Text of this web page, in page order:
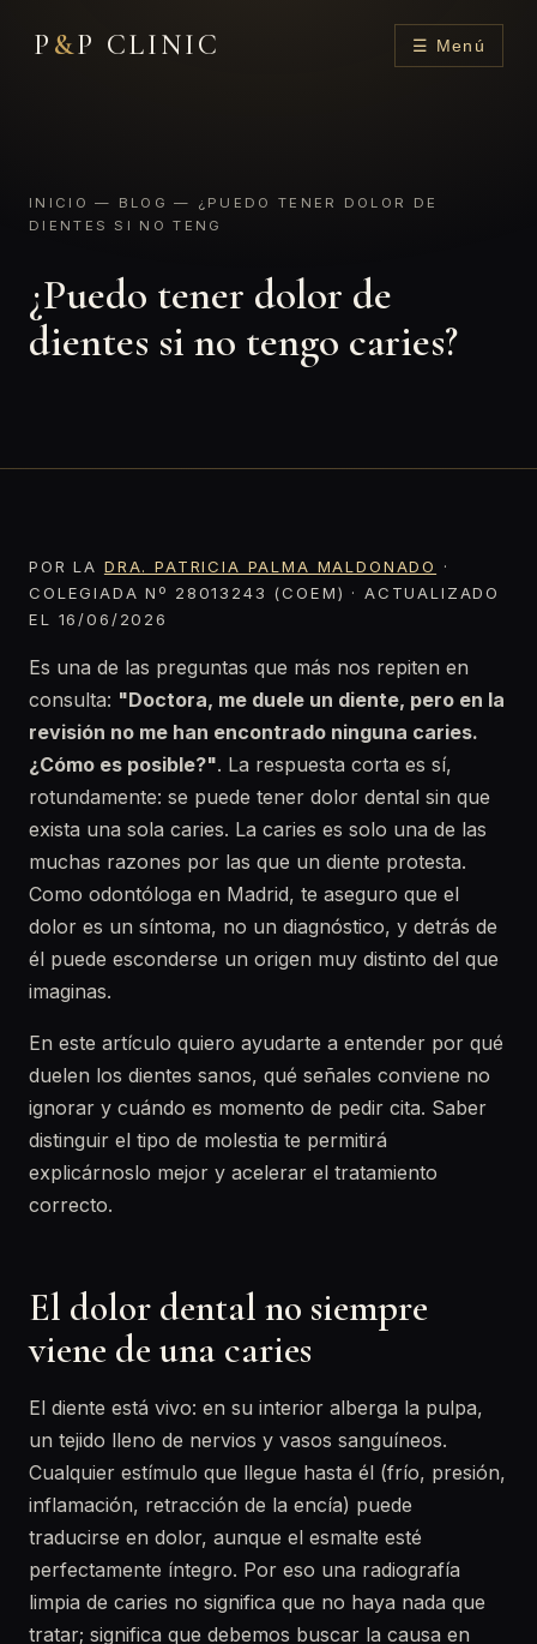
P &P CLINIC ☰ Menú
INICIO — BLOG — ¿PUEDO TENER DOLOR DE
DIENTES SI NO TENG
¿Puedo tener dolor de
dientes si no tengo caries?
POR LA DRA. PATRICIA PALMA MALDONADO
·
COLEGIADA Nº 28013243 (COEM) · ACTUALIZADO
EL 16/06/2026
Es una de las preguntas que más nos repiten en
consulta: "Doctora, me duele un diente, pero en la
revisión no me han encontrado ninguna caries.
¿Cómo es posible?". La respuesta corta es sí,
rotundamente: se puede tener dolor dental sin que
exista una sola caries. La caries es solo una de las
muchas razones por las que un diente protesta.
Como odontóloga en Madrid, te aseguro que el
dolor es un síntoma, no un diagnóstico, y detrás de
él puede esconderse un origen muy distinto del que
imaginas.
En este artículo quiero ayudarte a entender por qué
duelen los dientes sanos, qué señales conviene no
ignorar y cuándo es momento de pedir cita. Saber
distinguir el tipo de molestia te permitirá
explicárnoslo mejor y acelerar el tratamiento
correcto.
El dolor dental no siempre
viene de una caries
El diente está vivo: en su interior alberga la pulpa,
un tejido lleno de nervios y vasos sanguíneos.
Cualquier estímulo que llegue hasta él (frío, presión,
inflamación, retracción de la encía) puede
traducirse en dolor, aunque el esmalte esté
perfectamente íntegro. Por eso una radiografía
limpia de caries no significa que no haya nada que
tratar; significa que debemos buscar la causa en